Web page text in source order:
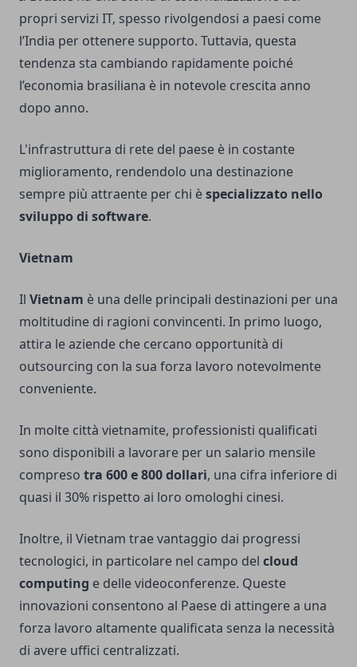
propri servizi IT, spesso rivolgendosi a paesi come
l’India per ottenere supporto. Tuttavia, questa
tendenza sta cambiando rapidamente poiché
l’economia brasiliana è in notevole crescita anno
dopo anno.
L'infrastruttura di rete del paese è in costante
miglioramento, rendendolo una destinazione
sempre più attraente per chi èspecializzato nello
sviluppo di software.
Vietnam
Il Vietnam è una delle principali destinazioni per una
moltitudine di ragioni convincenti. In primo luogo,
attira le aziende che cercano opportunità di
outsourcing con la sua forza lavoro notevolmente
conveniente.
In molte città vietnamite, professionisti qualificati
sono disponibili a lavorare per un salario mensile
compreso tra 600 e 800 dollari, una cifra inferiore di
quasi il 30% rispetto ai loro omologhi cinesi.
Inoltre, il Vietnam trae vantaggio dai progressi
tecnologici, in particolare nel campo del cloud
computing e delle videoconferenze. Queste
innovazioni consentono al Paese di attingere a una
forza lavoro altamente qualificata senza la necessità
di avere uffici centralizzati.